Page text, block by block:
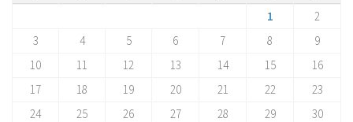
1
2
3
4 5 6 7 8
9
10
11 12 13 14 15
16
17
18 19 20 21 22
23
24
25 26 27 28 29
30